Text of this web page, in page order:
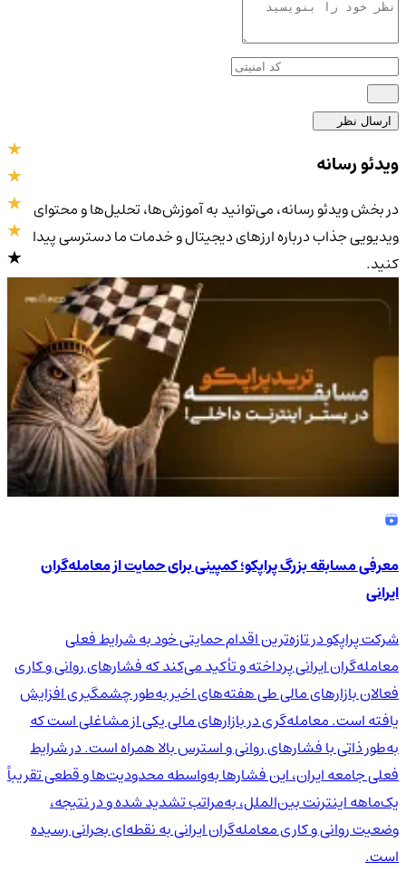
ارسال نظر
4.9/5
ویدئو رسانه
در بخش ویدئو رسانه، می‌توانید به آموزش‌ها، تحلیل‌ها و محتوای
ویدیویی جذاب درباره ارزهای دیجیتال و خدمات ما دسترسی پیدا
کنید.
معرفی مسابقه بزرگ پراپکو؛ کمپینی برای حمایت از معامله‌گران
ایرانی
شرکت پراپکو در تازه‌ترین اقدام حمایتی خود به شرایط فعلی
معامله‌گران ایرانی پرداخته و تأکید می‌کند که فشارهای روانی و کاری
فعالان بازارهای مالی طی هفته‌های اخیر به‌طور چشمگیری افزایش
یافته است. معامله‌گری در بازارهای مالی یکی از مشاغلی است که
به‌طور ذاتی با فشارهای روانی و استرس بالا همراه است. در شرایط
فعلی جامعه ایران، این فشارها به‌واسطه محدودیت‌ها و قطعی تقریباً
یک‌ماهه اینترنت بین‌الملل، به‌مراتب تشدید شده و در نتیجه،
وضعیت روانی و کاری معامله‌گران ایرانی به نقطه‌ای بحرانی رسیده
است.